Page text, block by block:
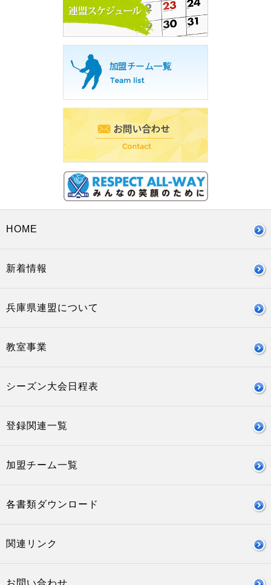
HOME
新着情報
兵庫県連盟について
教室事業
シーズン大会日程表
登録関連一覧
加盟チーム一覧
各書類ダウンロード
関連リンク
お問い合わせ